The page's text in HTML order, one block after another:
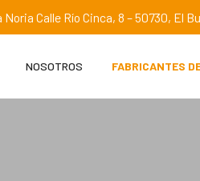
Calle Río Cinca, 8 – 50730, El
NOSOTROS FABRICANTES